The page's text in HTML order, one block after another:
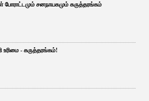
போராட்டமும் சனநாயகமும் கருத்தரங்கம்
உரிமை - கருத்தரங்கம்!